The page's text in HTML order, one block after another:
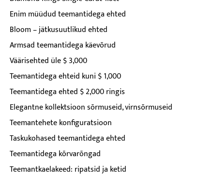
Enim müüdud teemantidega ehted
Bloom – jätkusuutlikud ehted
Armsad teemantidega käevõrud
Väärisehted üle $ 3,000
Teemantidega ehteid kuni $ 1,000
Teemantidega ehted $ 2,000 ringis
Elegantne kollektsioon sõrmuseid, virnsõrmuseid
Teemantehete konfiguratsioon
Taskukohased teemantidega ehted
Teemantidega kõrvarõngad
Teemantkaelakeed: ripatsid ja ketid